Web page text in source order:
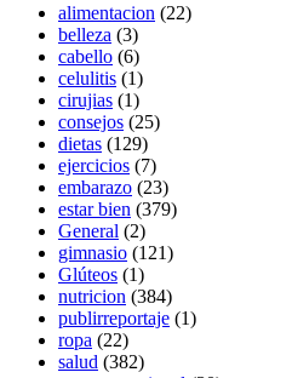
alimentacion (22)
belleza (3)
cabello (6)
celulitis (1)
cirujias (1)
consejos (25)
dietas (129)
ejercicios (7)
embarazo (23)
estar bien (379)
General (2)
gimnasio (121)
Glúteos (1)
nutricion (384)
publirreportaje (1)
ropa (22)
salud (382)